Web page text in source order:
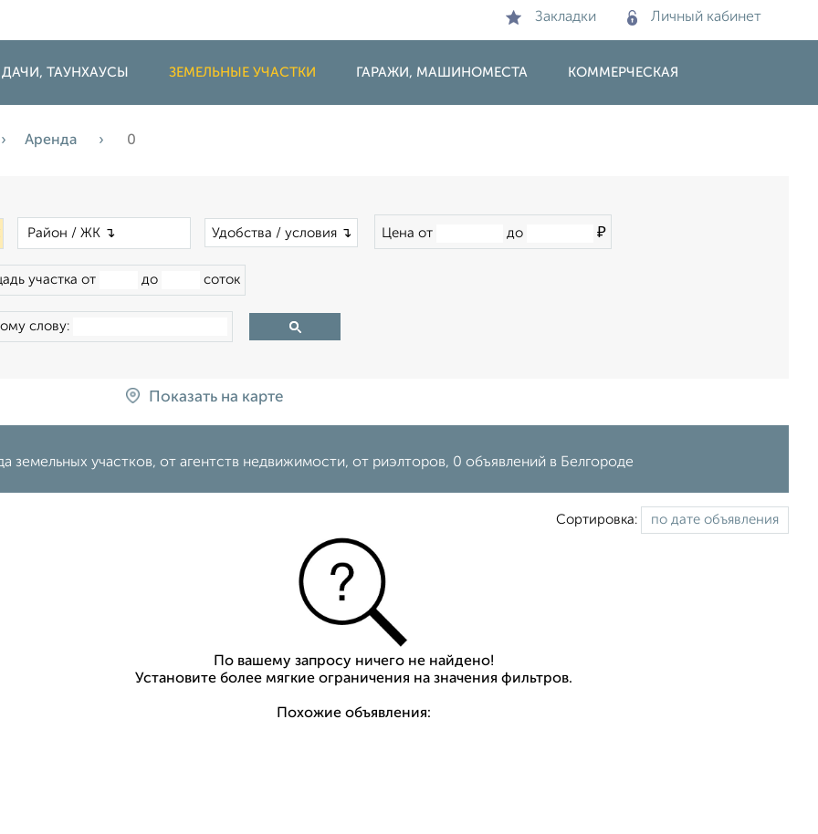
Закладки Личный кабинет
ТАУНХАУСЫ ЗЕМЕЛЬНЫЕ УЧАСТКИ ГАРАЖИ, МАШИНОМЕСТА КОММЕРЧЕСКАЯ
Аренда 0
Удобства / условия ↴ Цена от до ₽
участка от до соток
слову:
Показать на карте
земельных участков, от агентств недвижимости, от риэлторов, 0 объявлений в Белгороде
Сортировка:
По вашему запросу ничего не найдено!
Установите более мягкие ограничения на значения фильтров.
Похожие объявления: